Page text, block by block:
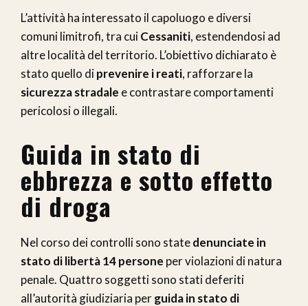
L’attività ha interessato il capoluogo e diversi
comuni limitrofi, tra cuiCessaniti, estendendosi ad
altre località del territorio. L’obiettivo dichiarato è
stato quello diprevenire i reati, rafforzare la
sicurezza stradale e contrastare comportamenti
pericolosi o illegali.
Guida in stato di
ebbrezza e sotto effetto
di droga
Nel corso dei controlli sono statedenunciate in
stato di libertà 14 persone per violazioni di natura
penale. Quattro soggetti sono stati deferiti
all’autorità giudiziaria perguida in stato di